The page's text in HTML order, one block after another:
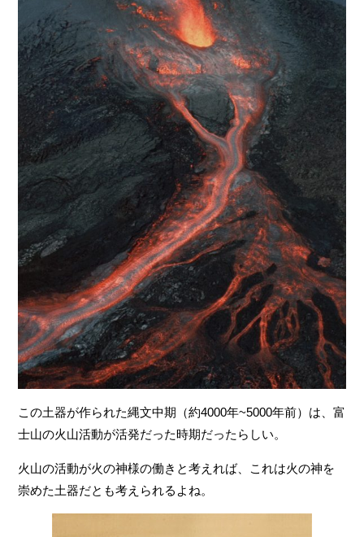
この土器が作られた縄文中期（約4000年~5000年前）は、富
士山の火山活動が活発だった時期だったらしい。
火山の活動が火の神様の働きと考えれば、これは火の神を
崇めた土器だとも考えられるよね。